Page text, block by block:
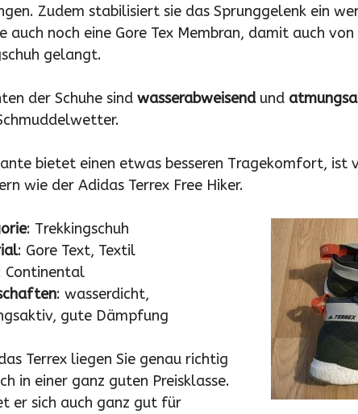
Zudem stabilisiert sie das Sprunggelenk ein
auch noch eine Gore Tex Membran, damit auch von
gelangt.
der Schuhe sind wasserabweisendund
bietet einen etwas besseren Tragekomfort, ist
wie der Adidas Terrex Free Hiker.
: Trekkingschuh
: Gore Text, Textil
Continental
: wasserdicht,
gute Dämpfung
Terrex liegen Sie genau richtig
in einer ganz guten Preisklasse.
er sich auch ganz gut für